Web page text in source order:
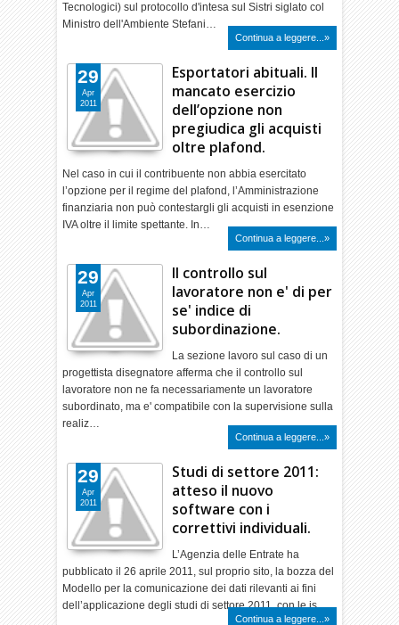
Tecnologici) sul protocollo d'intesa sul Sistri siglato col
Ministro dell'Ambiente Stefani…
Continua a leggere...»
Esportatori abituali. Il
mancato esercizio
dell’opzione non
pregiudica gli acquisti
oltre plafond.
Nel caso in cui il contribuente non abbia esercitato
l’opzione per il regime del plafond, l’Amministrazione
finanziaria non può contestargli gli acquisti in esenzione
IVA oltre il limite spettante. In…
Continua a leggere...»
29
Apr
2011
Il controllo sul
lavoratore non e' di per
se' indice di
subordinazione.
La sezione lavoro sul caso di un
progettista disegnatore afferma che il controllo sul
lavoratore non ne fa necessariamente un lavoratore
subordinato, ma e' compatibile con la supervisione sulla
realiz…
Continua a leggere...»
29
Apr
2011
Studi di settore 2011:
atteso il nuovo
software con i
correttivi individuali.
L’Agenzia delle Entrate ha
pubblicato il 26 aprile 2011, sul proprio sito, la bozza del
Modello per la comunicazione dei dati rilevanti ai fini
dell’applicazione degli studi di settore 2011, con le is…
Continua a leggere...»
29
Apr
2011